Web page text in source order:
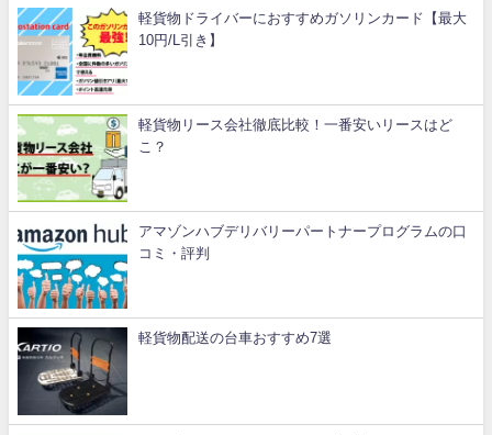
軽貨物ドライバーにおすすめガソリンカード【最大
10円/L引き】
軽貨物リース会社徹底比較！一番安いリースはど
こ？
アマゾンハブデリバリーパートナープログラムの口
コミ・評判
軽貨物配送の台車おすすめ7選